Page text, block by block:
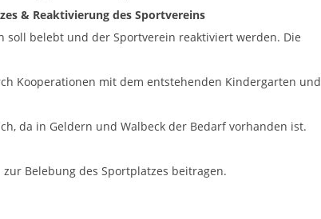
& Reaktivierung des Sportvereins
soll belebt und der Sportverein reaktiviert werden. Die
Kooperationen mit dem entstehenden Kindergarten und
da in Geldern und Walbeck der Bedarf vorhanden ist.
Belebung des Sportplatzes beitragen.